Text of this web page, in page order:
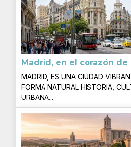
Madrid, en el corazón de
MADRID, ES UNA CIUDAD
FORMA NATURAL HISTORIA,
URBANA...